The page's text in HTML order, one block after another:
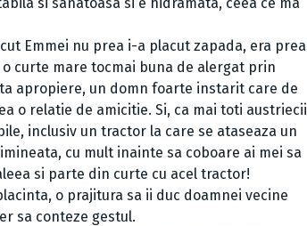
Emmei nu prea i-a placut zapada, era prea
curte mare tocmai buna de alergat prin
apropiere, un domn foarte instarit care de
o relatie de amicitie. Si, ca mai toti austriecii
inclusiv un tractor la care se ataseaza un
cu mult inainte sa coboare ai mei sa
si parte din curte cu acel tractor!
o prajitura sa ii duc doamnei vecine
sa conteze gestul.